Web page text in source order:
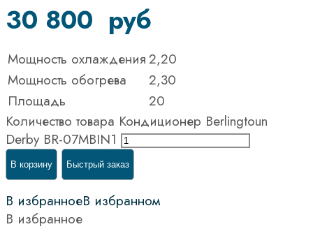
30 800 руб
Мощность охлаждения2,20
Мощность обогрева
2,30
Площадь
20
Количество товара Кондиционер Berlingtoun
Derby BR-07MBIN1
В корзину Быстрый заказ
В избранноеВ избранном
В избранное